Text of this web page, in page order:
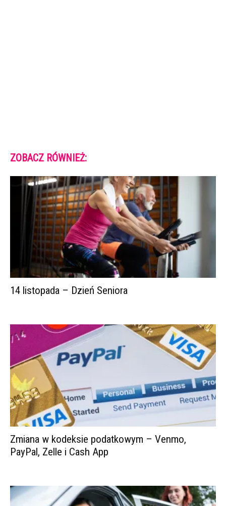
ZOBACZ RÓWNIEŻ:
14 listopada – Dzień Seniora
Zmiana w kodeksie podatkowym – Venmo,
PayPal, Zelle i Cash App